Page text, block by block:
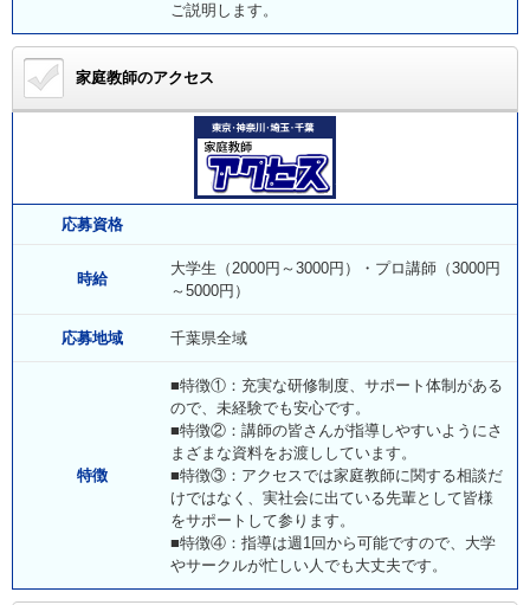
ご説明します。
家庭教師のアクセス
応募資格
時給
大学生（2000円～3000円）・プロ講師（3000円
～5000円）
応募地域 千葉県全域
特徴
■特徴①：充実な研修制度、サポート体制がある
ので、未経験でも安心です。
■特徴②：講師の皆さんが指導しやすいようにさ
まざまな資料をお渡ししています。
■特徴③：アクセスでは家庭教師に関する相談だ
けではなく、実社会に出ている先輩として皆様
をサポートして参ります。
■特徴④：指導は週1回から可能ですので、大学
やサークルが忙しい人でも大丈夫です。